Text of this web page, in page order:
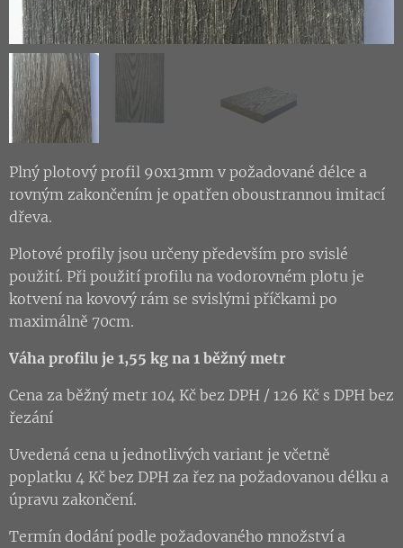
Plný plotový profil 90x13mm v požadované délce a
rovným zakončením je opatřen oboustrannou imitací
dřeva.
Plotové profily jsou určeny především pro svislé
použití. Při použití profilu na vodorovném plotu je
kotvení na kovový rám se svislými příčkami po
maximálně 70cm.
Váha profilu je 1,55 kg na 1 běžný metr
Cena za běžný metr 104 Kč bez DPH / 126 Kč s DPH bez
řezání
Uvedená cena u jednotlivých variant je včetně
poplatku 4 Kč bez DPH za řez na požadovanou délku a
úpravu zakončení.
Termín dodání podle požadovaného množství a